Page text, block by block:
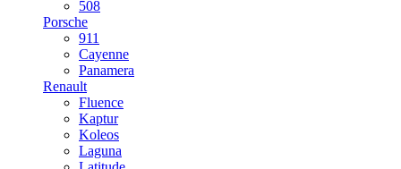
508
Porsche
911
Cayenne
Panamera
Renault
Fluence
Kaptur
Koleos
Laguna